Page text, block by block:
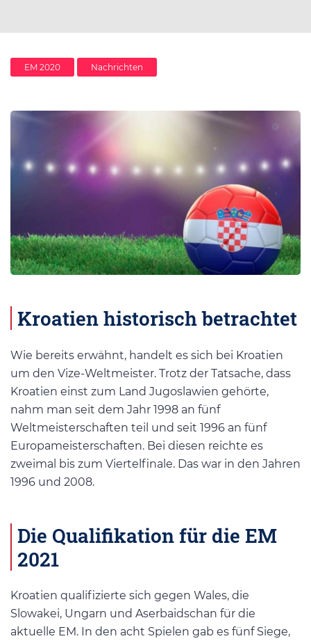
EM 2020 Nachrichten
Kroatien historisch betrachtet
Wie bereits erwähnt, handelt es sich bei Kroatien
um den Vize-Weltmeister. Trotz der Tatsache, dass
Kroatien einst zum Land Jugoslawien gehörte,
nahm man seit dem Jahr 1998 an fünf
Weltmeisterschaften teil und seit 1996 an fünf
Europameisterschaften. Bei diesen reichte es
zweimal bis zum Viertelfinale. Das war in den Jahren
1996 und 2008.
Die Qualifikation für die EM
2021
Kroatien qualifizierte sich gegen Wales, die
Slowakei, Ungarn und Aserbaidschan für die
aktuelle EM. In den acht Spielen gab es fünf Siege,